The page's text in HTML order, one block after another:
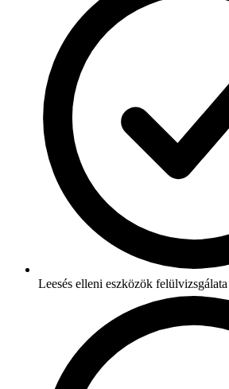
Leesés elleni eszközök felülvizsgálata